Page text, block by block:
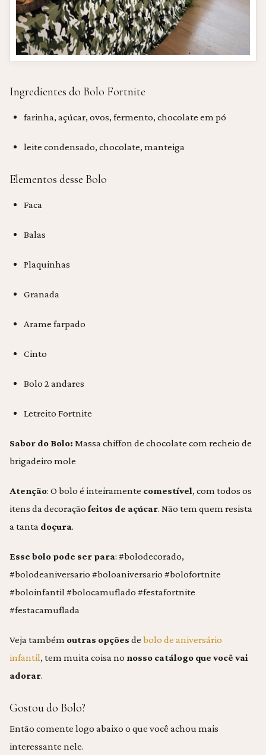
Ingredientes do Bolo Fortnite
farinha, açúcar, ovos, fermento, chocolate em pó
leite condensado, chocolate, manteiga
Elementos desse Bolo
Faca
Balas
Plaquinhas
Granada
Arame farpado
Cinto
Bolo 2 andares
Letreito Fortnite
Sabor do Bolo: Massa chiffon de chocolate com recheio de
brigadeiro mole
Atenção: O bolo é inteiramente comestível, com todos os
itens da decoraçãofeitos de açúcar. Não tem quem resista
a tanta doçura.
Esse bolo pode ser para: #bolodecorado,
#bolodeaniversario #boloaniversario #bolofortnite
#boloinfantil #bolocamuflado #festafortnite
#festacamuflada
Veja também outras opções de bolo de aniversário
infantil, tem muita coisa no nosso catálogo que você vai
adorar.
Gostou do Bolo?
Então comente logo abaixo o que você achou mais
interessante nele.